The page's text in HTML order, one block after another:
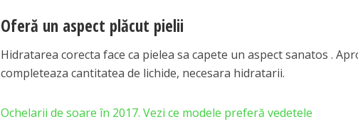
Oferă un aspect plăcut pielii
Hidratarea corecta face ca pielea sa capete un aspect sanatos .
completeaza cantitatea de lichide, necesara hidratarii.
Ochelarii de soare în 2017. Vezi ce modele preferă vedetele